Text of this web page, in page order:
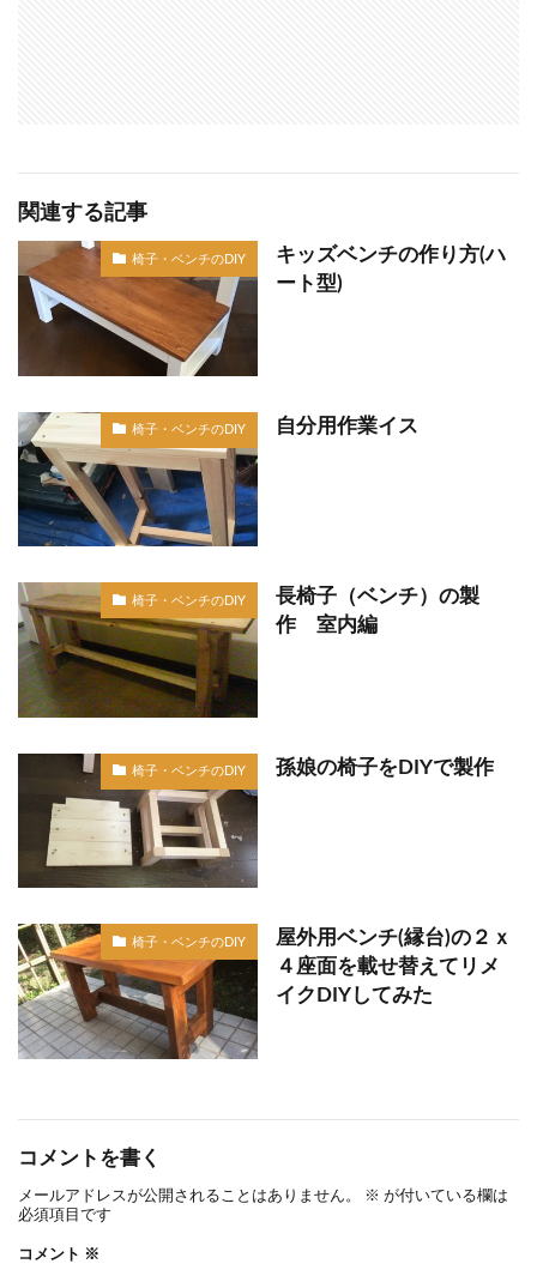
関連する記事
椅子・ベンチのDIY
キッズベンチの作り方(ハ
ート型)
椅子・ベンチのDIY 自分用作業イス
椅子・ベンチのDIY
長椅子（ベンチ）の製
作 室内編
椅子・ベンチのDIY 孫娘の椅子をDIYで製作
椅子・ベンチのDIY
屋外用ベンチ(縁台)の２ｘ
４座面を載せ替えてリメ
イクDIYしてみた
コメントを書く
メールアドレスが公開されることはありません。 ※ が付いている欄は
必須項目です
コメント ※